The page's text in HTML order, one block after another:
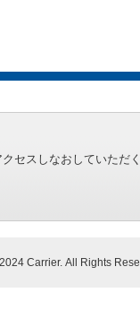
セスしなおしていただ
Carrier. All Rights